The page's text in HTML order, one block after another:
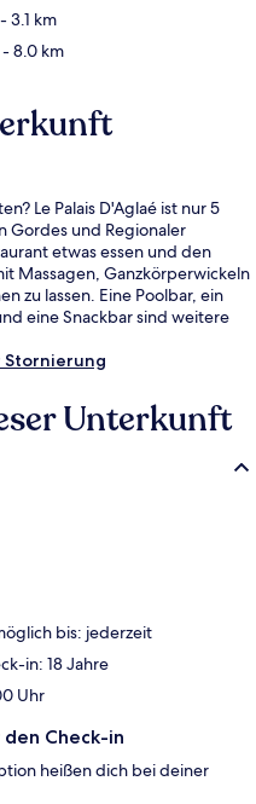
- 3.1 km
- 8.0 km
Le Palais D'Aglaé ist nur 5
Gordes und Regionaler
etwas essen und den
Massagen, Ganzkörperwickeln
zu lassen. Eine Poolbar, ein
eine Snackbar sind weitere
Stornierung
Unterkunft
bis: jederzeit
in: 18 Jahre
Uhr
Check-in
heißen dich bei deiner